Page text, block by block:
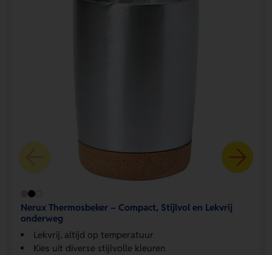
Nerux Thermosbeker – Compact, Stijlvol en Lekvrij
onderweg
Lekvrij, altijd op temperatuur
Kies uit diverse stijlvolle kleuren